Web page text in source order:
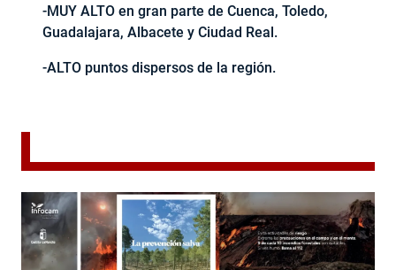
-MUY ALTO en gran parte de Cuenca, Toledo,
Guadalajara, Albacete y Ciudad Real.
-ALTO puntos dispersos de la región.